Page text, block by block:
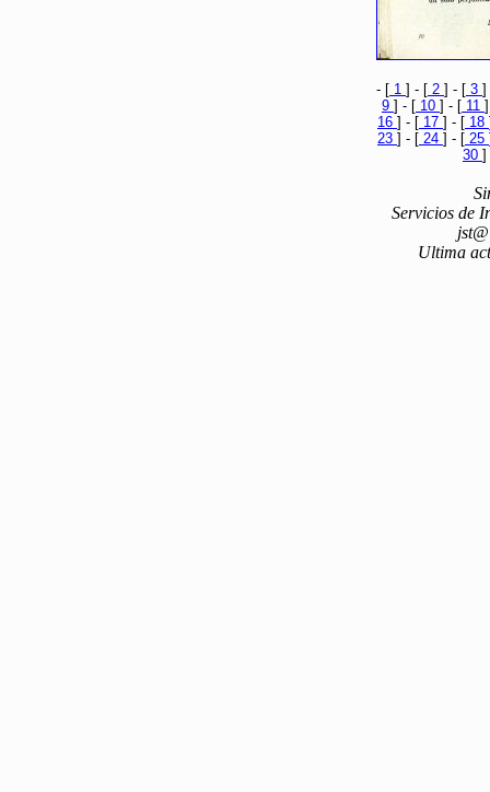
- [ 1 ] - [ 2 ] - [ 3 ]
9 ] - [ 10 ] - [ 11
16 ] - [ 17 ] - [ 18
23 ] - [ 24 ] - [ 25
30
Servicios de
Ultima